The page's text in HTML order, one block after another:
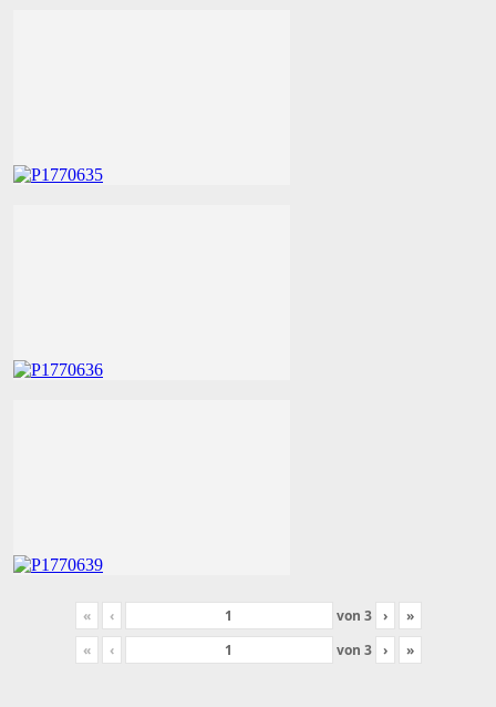
« ‹ von 3 ›
»
«
‹ von 3 › »